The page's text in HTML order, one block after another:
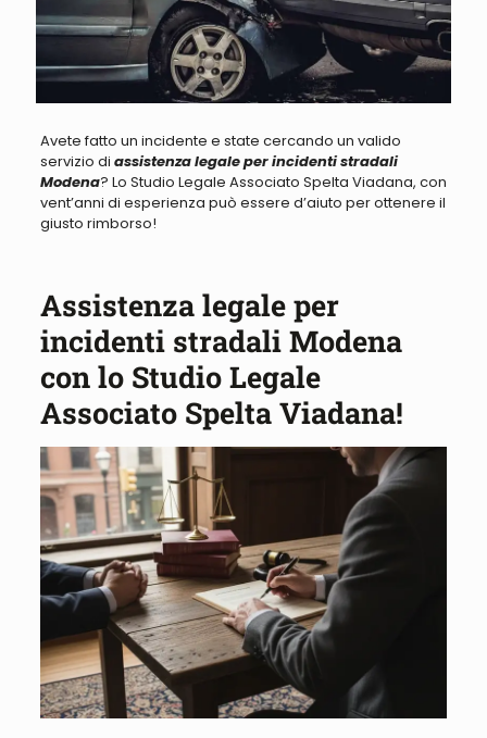
Avete fatto un incidente e state cercando un valido
servizio di assistenza legale per incidenti stradali
Modena? Lo Studio Legale Associato Spelta Viadana, con
vent’anni di esperienza può essere d’aiuto per ottenere il
giusto rimborso!
Assistenza legale per
incidenti stradali Modena
con lo Studio Legale
Associato Spelta Viadana!